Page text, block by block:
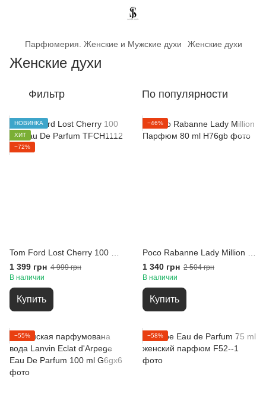
Парфюмерия. Женские и Мужские духи Женские духи
Женские духи
Фильтр По популярности
НОВИНКА
ХИТ
−72%
1 399 грн 4 999 грн
В наличии
Купить
−46%
1 340 грн 2 504 грн
В наличии
Купить
−55% −58%